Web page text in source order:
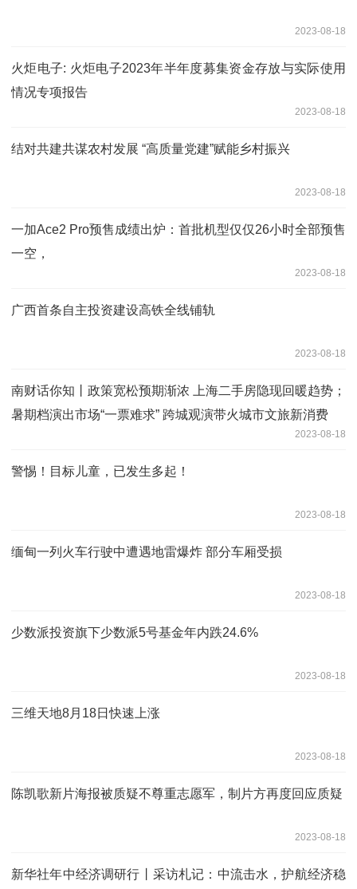
2023-08-18
火炬电子: 火炬电子2023年半年度募集资金存放与实际使用
情况专项报告
2023-08-18
结对共建共谋农村发展 “高质量党建”赋能乡村振兴
2023-08-18
一加Ace2 Pro预售成绩出炉：首批机型仅仅26小时全部预售
一空，
2023-08-18
广西首条自主投资建设高铁全线铺轨
2023-08-18
南财话你知丨政策宽松预期渐浓 上海二手房隐现回暖趋势；
暑期档演出市场“一票难求” 跨城观演带火城市文旅新消费
2023-08-18
警惕！目标儿童，已发生多起！
2023-08-18
缅甸一列火车行驶中遭遇地雷爆炸 部分车厢受损
2023-08-18
少数派投资旗下少数派5号基金年内跌24.6%
2023-08-18
三维天地8月18日快速上涨
2023-08-18
陈凯歌新片海报被质疑不尊重志愿军，制片方再度回应质疑
2023-08-18
新华社年中经济调研行丨采访札记：中流击水，护航经济稳